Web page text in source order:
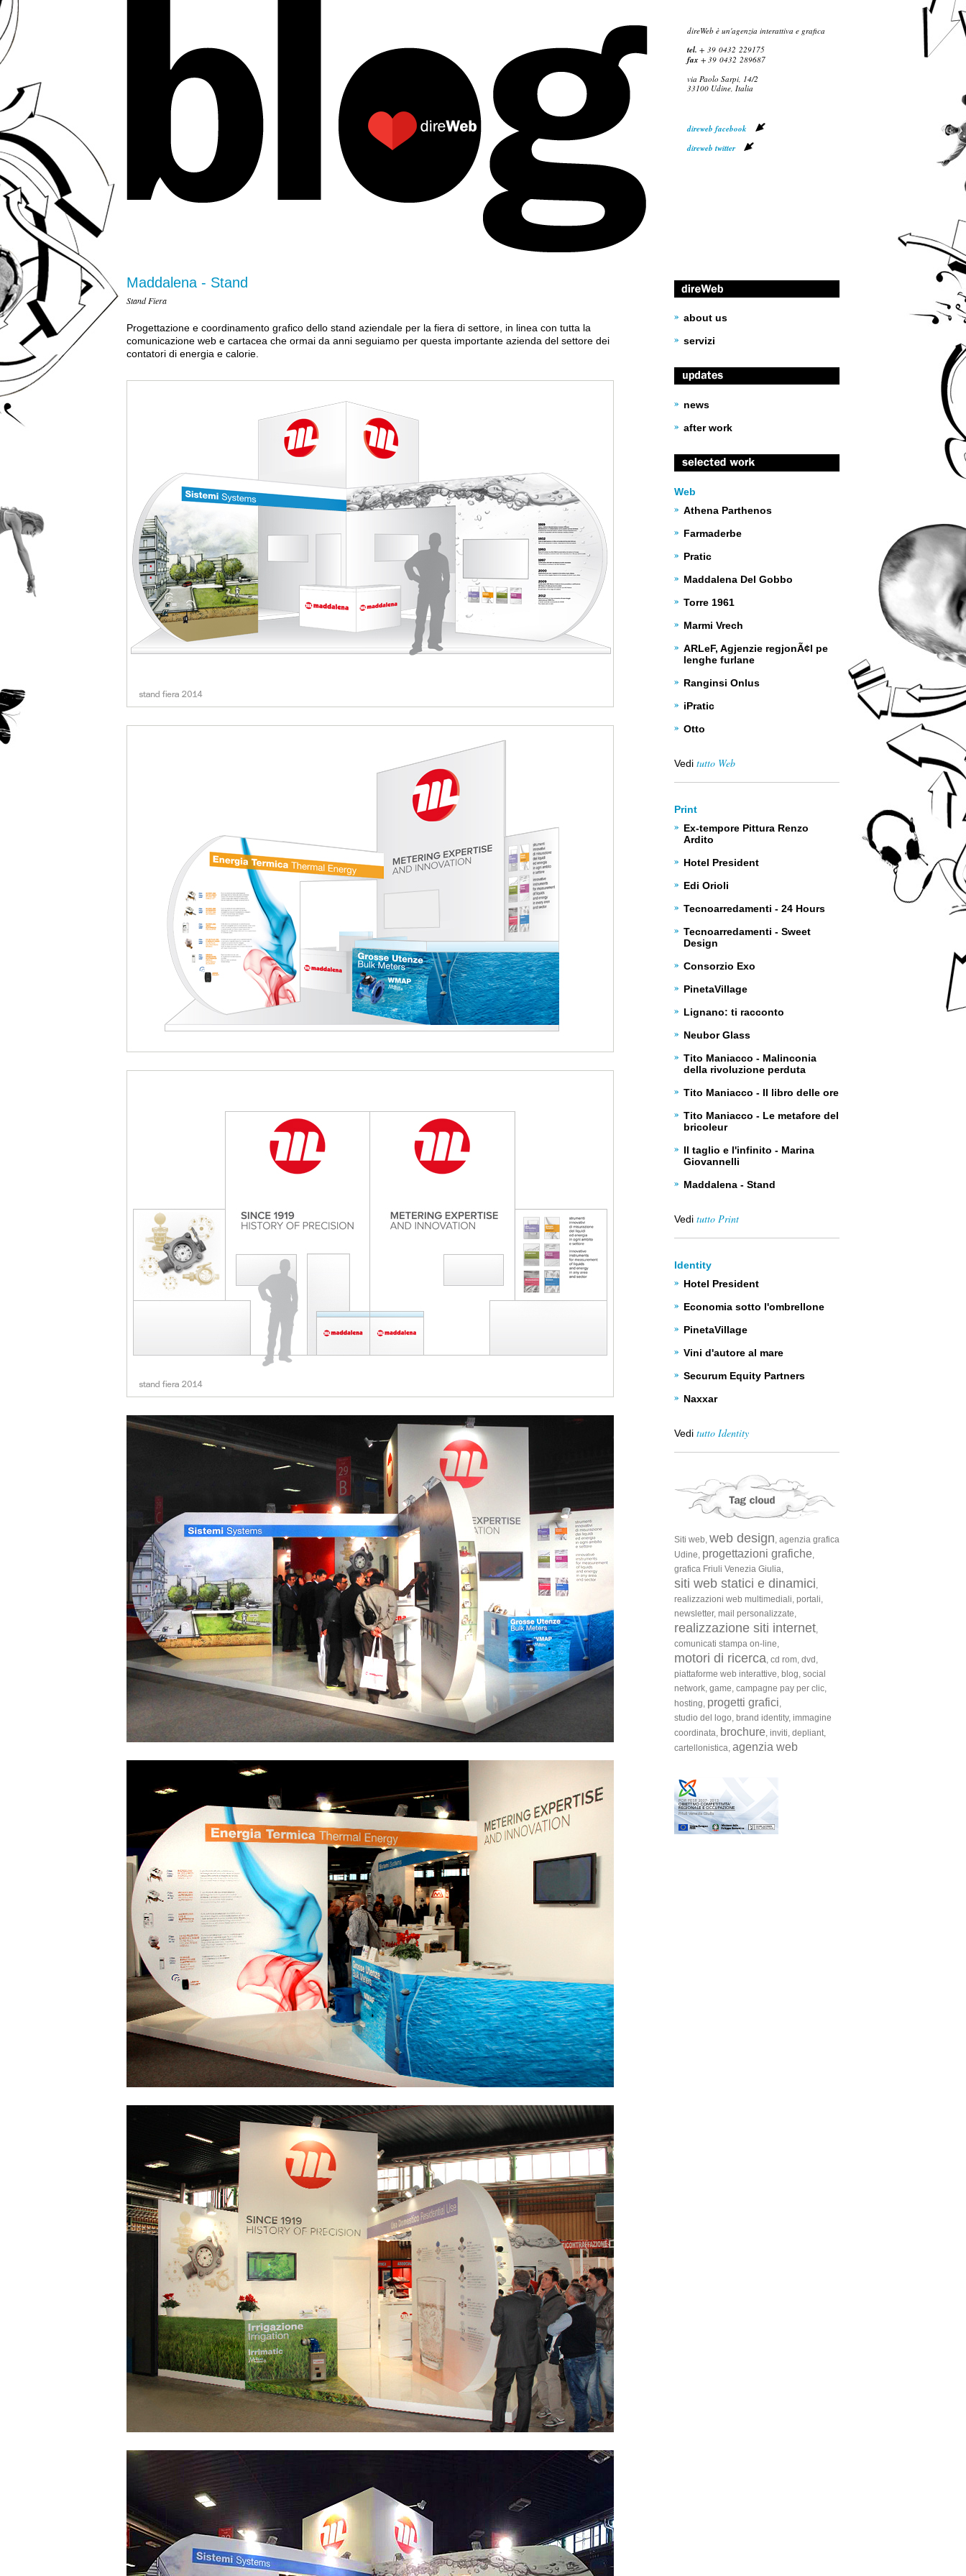
direWeb è un'agenzia interattiva e grafica
tel. + 39 0432 229175
fax + 39 0432 289687
via Paolo Sarpi, 14/2
33100 Udine, Italia
direweb facebook
direweb twitter
Maddalena - Stand
Stand Fiera
Progettazione e coordinamento grafico dello stand aziendale per la fiera di settore, in linea con tutta la
comunicazione web e cartacea che ormai da anni seguiamo per questa importante azienda del settore dei
contatori di energia e calorie.
about us
servizi
news
after work
Web
Athena Parthenos
Farmaderbe
Pratic
Maddalena Del Gobbo
Torre 1961
Marmi Vrech
ARLeF, Agjenzie regjonÃ¢l pe
lenghe furlane
Ranginsi Onlus
iPratic
Otto
Vedi tutto Web
Print
Ex-tempore Pittura Renzo
Ardito
Hotel President
Edi Orioli
Tecnoarredamenti - 24 Hours
Tecnoarredamenti - Sweet
Design
Consorzio Exo
PinetaVillage
Lignano: ti racconto
Neubor Glass
Tito Maniacco - Malinconia
della rivoluzione perduta
Tito Maniacco - Il libro delle ore
Tito Maniacco - Le metafore del
bricoleur
Il taglio e l'infinito - Marina
Giovannelli
Maddalena - Stand
Vedi tutto Print
Identity
Hotel President
Economia sotto l'ombrellone
PinetaVillage
Vini d'autore al mare
Securum Equity Partners
Naxxar
Vedi tutto Identity
Siti web, web design, agenzia grafica
Udine, progettazioni grafiche,
grafica Friuli Venezia Giulia,
siti web statici e dinamici,
realizzazioni web multimediali, portali,
newsletter, mail personalizzate,
realizzazione siti internet,
comunicati stampa on-line,
motori di ricerca, cd rom, dvd,
piattaforme web interattive, blog, social
network, game, campagne pay per clic,
hosting, progetti grafici,
studio del logo, brand identity, immagine
coordinata, brochure, inviti, depliant,
cartellonistica, agenzia web